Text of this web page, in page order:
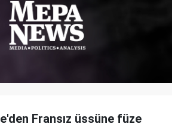
Fransız üssüne füze